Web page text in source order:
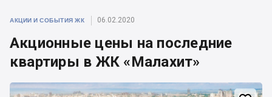
АКЦИИ И СОБЫТИЯ ЖК 06.02.2020
Акционные цены на последние
квартиры в ЖК «Малахит»